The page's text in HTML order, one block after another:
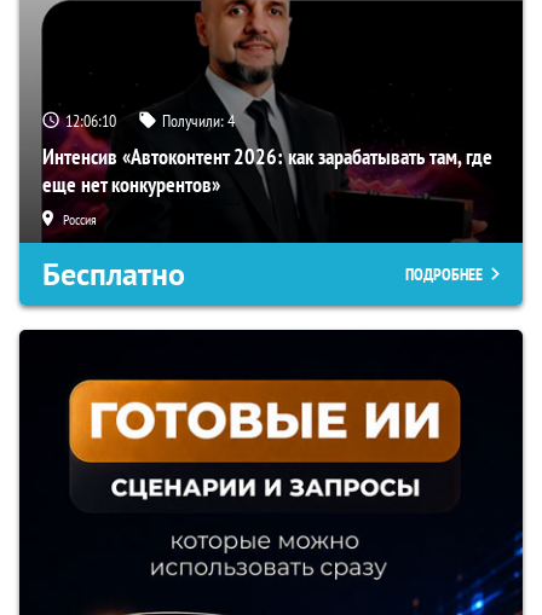
12:06:09 Получили:4
Интенсив «Автоконтент 2026: как зарабатывать там, где
еще нет конкурентов»
Россия
Бесплатно ПОДРОБНЕЕ